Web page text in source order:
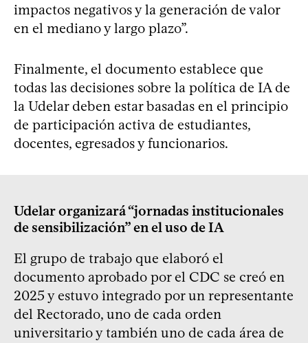
impactos negativos y la generación de valor
en el mediano y largo plazo”.
Finalmente, el documento establece que
todas las decisiones sobre la política de IA de
la Udelar deben estar basadas en el principio
de participación activa de estudiantes,
docentes, egresados y funcionarios.
Udelar organizará “jornadas institucionales
de sensibilización” en el uso de IA
El grupo de trabajo que elaboró el
documento aprobado por el CDC se creó en
2025 y estuvo integrado por un representante
del Rectorado, uno de cada orden
universitario y también uno de cada área de